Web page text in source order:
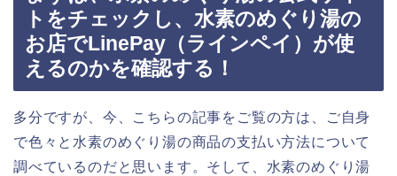
トをチェックし、水素のめぐり湯の
お店でLinePay（ラインペイ）が使
えるのかを確認する！
多分ですが、今、こちらの記事をご覧の方は、ご自身
で色々と水素のめぐり湯の商品の支払い方法について
調べているのだと思います。そして、水素のめぐり湯